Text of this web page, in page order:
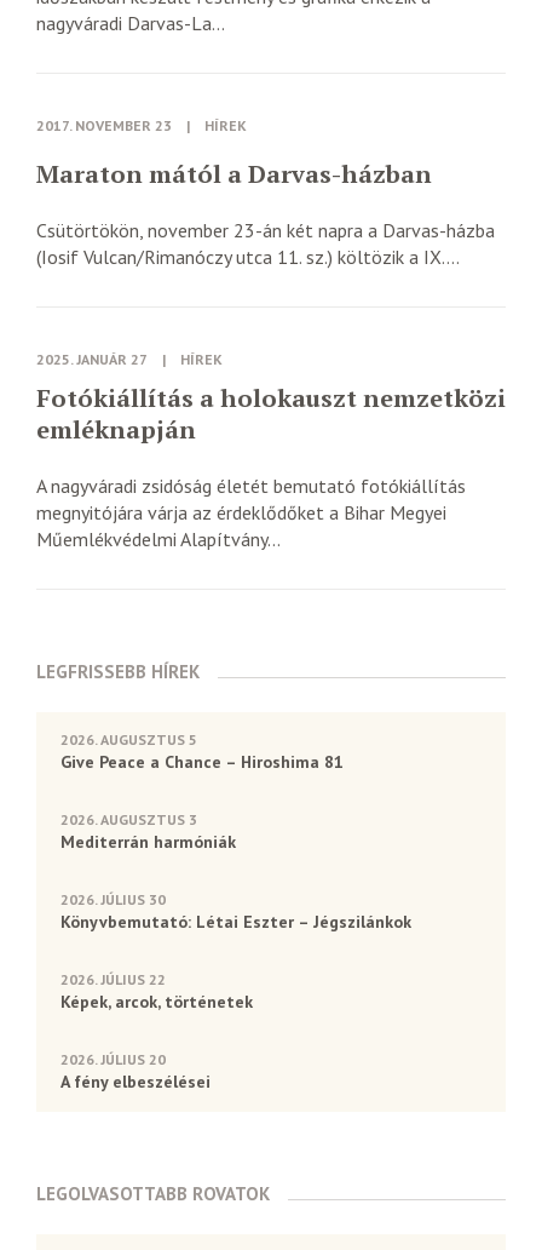
nagyváradi Darvas-La...
2017. NOVEMBER 23 | HÍREK
Maraton mától a Darvas-házban
Csütörtökön, november 23-án két napra a Darvas-házba
(Iosif Vulcan/Rimanóczy utca 11. sz.) költözik a IX....
2025. JANUÁR 27 | HÍREK
Fotókiállítás a holokauszt nemzetközi
emléknapján
A nagyváradi zsidóság életét bemutató fotókiállítás
megnyitójára várja az érdeklődőket a Bihar Megyei
Műemlékvédelmi Alapítvány...
LEGFRISSEBB HÍREK
2026. AUGUSZTUS 5
Give Peace a Chance – Hiroshima 81
2026. AUGUSZTUS 3
Mediterrán harmóniák
2026. JÚLIUS 30
Könyvbemutató: Létai Eszter – Jégszilánkok
2026. JÚLIUS 22
Képek, arcok, történetek
2026. JÚLIUS 20
A fény elbeszélései
LEGOLVASOTTABB ROVATOK